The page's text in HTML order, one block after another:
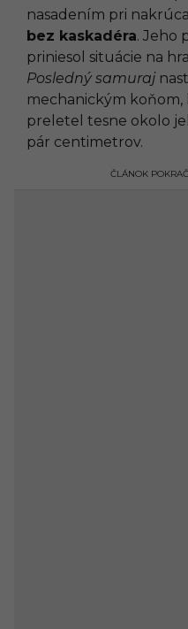
nasadením pri
bez kaskadéra. Jeho
priniesol situácie na
Posledný samuraj
mechanickým
preletel tesne okolo
pár centimetrov.
ČLÁNOK